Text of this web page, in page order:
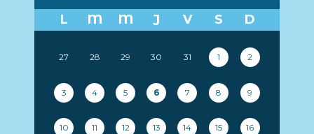
L M M J V S D
27 28 29 30 31 1 2
3 4 5 6 7 8 9
10 11 12 13 14 15 16